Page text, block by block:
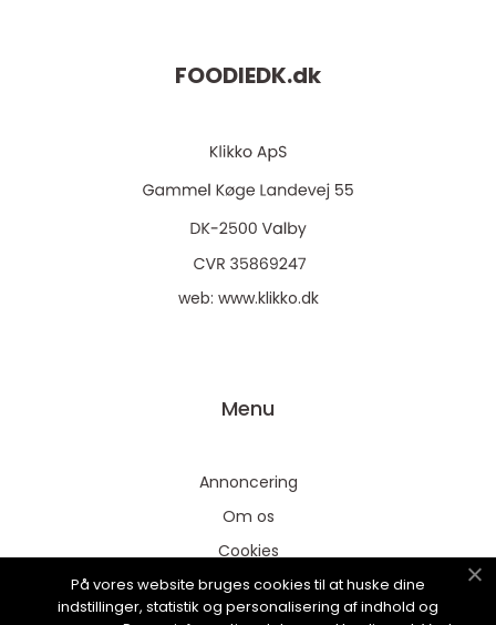
FOODIEDK.dk
web: www.klikko.dk
Menu
Annoncering
Om os
Cookies
Kontakt os
Sitemap
På vores website bruges cookies til at huske dine
indstillinger, statistik og personalisering af indhold og